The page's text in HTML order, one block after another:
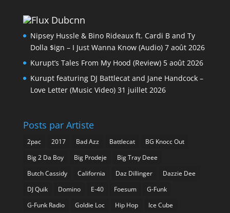
Dubcnn
Nipsey Hussle & Bino Rideaux ft. Cardi B and Ty
Dolla $ign – I Just Wanna Know (Audio) 7 août 2026
Kurupt’s Tales From My Hood (Review) 5 août 2026
Kurupt featuring DJ Battlecat and Jane Handcock –
Love Letter (Music Video) 31 juillet 2026
Posts par Artiste
2pac 2017 Bad Azz Battlecat
BG Knocc Out
Big 2 Da Boy
Big Prodeje
Big Tray Deee
Butch Cassidy
California Daz Dillinger
Dazzie Dee
DJ Quik
Domino E-40 Foesum
G-Funk
G-Funk Radio
Goldie Loc Hip Hop
Ice Cube